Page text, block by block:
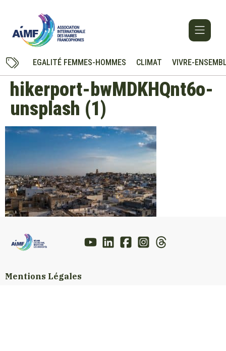
EGALITÉ FEMMES-HOMMES CLIMAT VIVRE-
hikerport-bwMDKHQnt6o-
unsplash (1)
Mentions Légales